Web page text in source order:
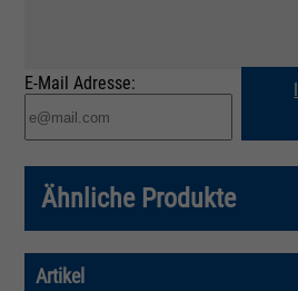
E-Mail Adresse:
Ähnliche Produkte
Artikel